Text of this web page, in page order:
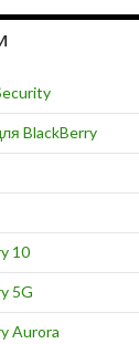
BlackBerry
10
5G
Aurora